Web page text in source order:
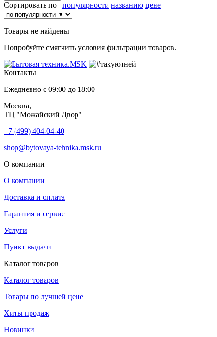
Сортировать по популярности названию цене
Товары не найдены
Попробуйте смягчить условия фильтрации товаров.
Контакты
Ежедневно с 09:00 до 18:00
Москва,
ТЦ "Можайский Двор"
+7 (499) 404-04-40
shop@bytovaya-tehnika.msk.ru
О компании
О компании
Доставка и оплата
Гарантия и сервис
Услуги
Пункт выдачи
Каталог товаров
Каталог товаров
Товары по лучшей цене
Хиты продаж
Новинки